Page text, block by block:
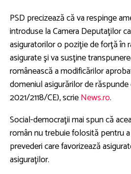
PSD precizează că va respinge
introduse la Camera Deputaţilor
asiguratorilor o poziţie de forţă în
asigurate şi va susţine
românească a modificărilor
domeniul asigurărilor de
2021/2118/CE), scrieNews.ro.
Social-democraţii mai spun că
român nu trebuie folosită pentru
prevederi care favorizează
asiguraţilor.